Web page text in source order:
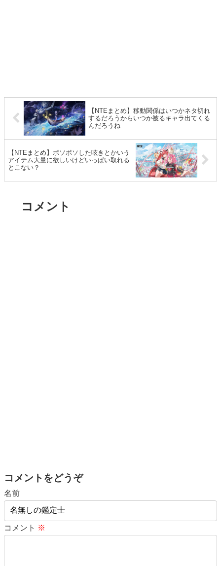
【NTEまとめ】移動関係はいつかネタ切れ
するだろうからいつか被るキャラ出てくる
んだろうね
【NTEまとめ】ボソボソした呟きとかいう
アイテム大量に欲しいけどいっぱい取れる
とこない？
コメント
コメントをどうぞ
名前
コメント ※